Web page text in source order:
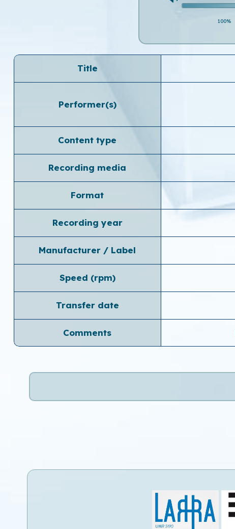
100%
Title
Performer(s)
Content type
Recording media
Format
Recording year
Manufacturer / Label
Speed ​​(rpm)
Transfer date
Comments